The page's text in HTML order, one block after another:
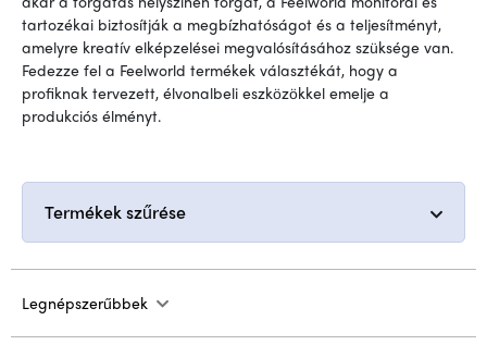
tartozékai biztosítják a megbízhatóságot és a teljesítményt,
amelyre kreatív elképzelései megvalósításához szüksége van.
Fedezze fel a Feelworld termékek választékát, hogy a
profiknak tervezett, élvonalbeli eszközökkel emelje a
produkciós élményt.
Termékek szűrése
Legnépszerűbbek